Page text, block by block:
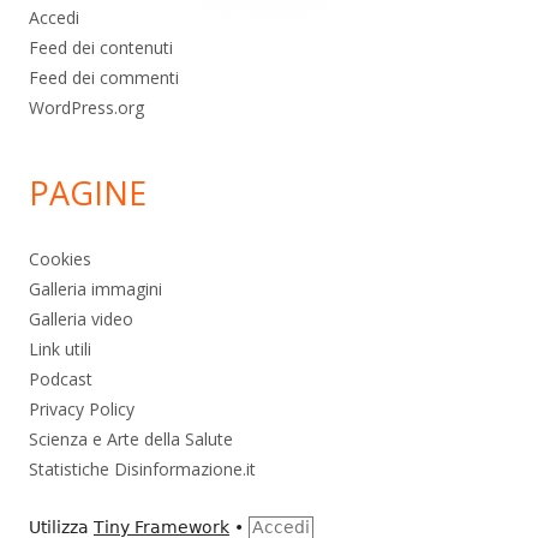
Accedi
Feed dei contenuti
Feed dei commenti
WordPress.org
PAGINE
Cookies
Galleria immagini
Galleria video
Link utili
Podcast
Privacy Policy
Scienza e Arte della Salute
Statistiche Disinformazione.it
Utilizza Tiny Framework • Accedi